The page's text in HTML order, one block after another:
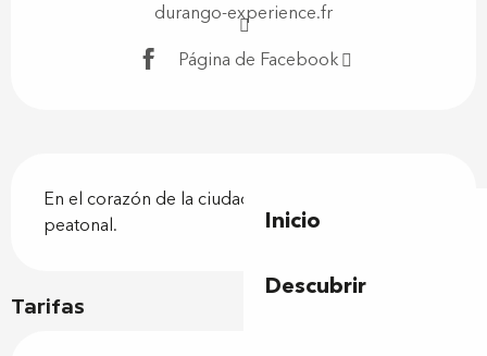
Inicio
Descubrir
durango-experience.fr
Página de Facebook
En el corazón de la ciudad, en pleno centro
peatonal.
Tarifas